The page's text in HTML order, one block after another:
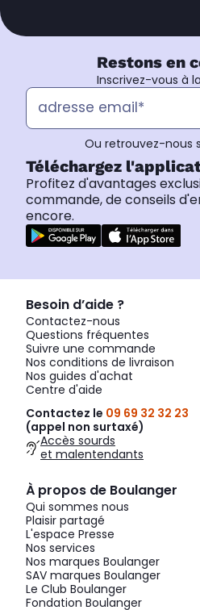
Restons en
Inscrivez-vous à
Ou retrouvez-nous
Téléchargez
Profitez d'avantages
commande, de conseils
encore.
Besoin d’aide ?
Contactez-nous
Questions fréquentes
Suivre une commande
Nos conditions de livraison
Nos guides d'achat
Centre d'aide
Contactez le 09 69 32 32 23
(appel non surtaxé)
Accès sourds
et malentendants
À propos de Boulanger
Qui sommes nous
Plaisir partagé
L'espace Presse
Nos services
Nos marques Boulanger
SAV marques Boulanger
Le Club Boulanger
Fondation Boulanger